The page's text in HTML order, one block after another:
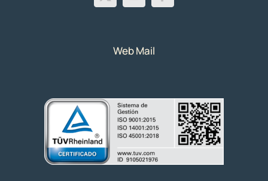
Web Mail